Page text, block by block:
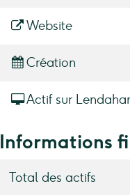
Website
Création
Actif sur
Informations
Total des actifs